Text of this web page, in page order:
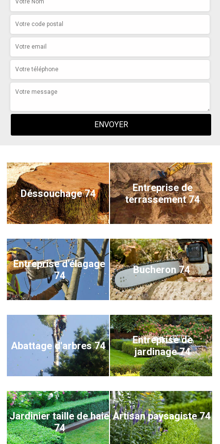
Déssouchage 74
Entreprise de
terrassement 74
Entreprise d'élagage
74
Bucheron 74
Abattage d'arbres 74
Entreprise de
jardinage 74
Jardinier taille de haie
74
Artisan paysagiste 74